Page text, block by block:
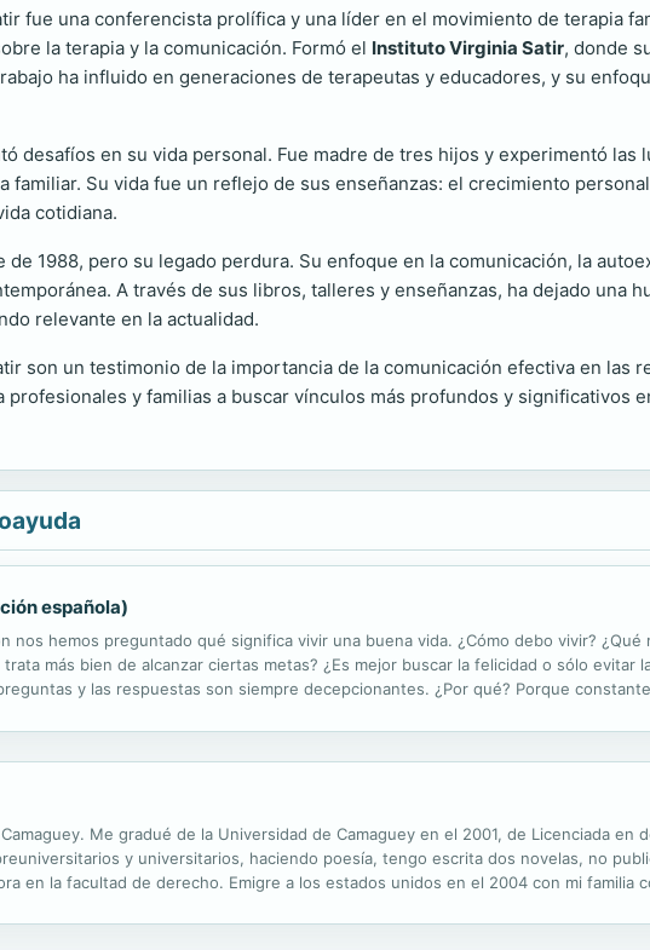
fue una conferencista prolífica y una líder en el movimiento de terapia
la terapia y la comunicación. Formó el Instituto Virginia Satir, donde
ha influido en generaciones de terapeutas y educadores, y su
desafíos en su vida personal. Fue madre de tres hijos y experimentó las
familiar. Su vida fue un reflejo de sus enseñanzas: el crecimiento
cotidiana.
1988, pero su legado perdura. Su enfoque en la comunicación, la
A través de sus libros, talleres y enseñanzas, ha dejado una
relevante en la actualidad.
son un testimonio de la importancia de la comunicación efectiva en las
y familias a buscar vínculos más profundos y significativos
española)
nos hemos preguntado qué significa vivir una buena vida. ¿Cómo debo vivir?
más bien de alcanzar ciertas metas? ¿Es mejor buscar la felicidad o sólo evitar
y las respuestas son siempre decepcionantes. ¿Por qué? Porque
Me gradué de la Universidad de Camaguey en el 2001, de Licenciada en
y universitarios, haciendo poesía, tengo escrita dos novelas, no
en la facultad de derecho. Emigre a los estados unidos en el 2004 con mi familia